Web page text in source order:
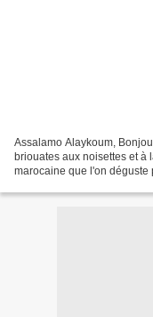
Assalamo Alaykoum,
briouates aux noisettes et à
marocaine que l'on déguste